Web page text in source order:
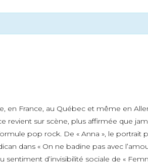
France, au Québec et même en
sur scène, plus affirmée que
pop rock. De « Anna », le
dans « On ne badine pas avec
sentiment d’invisibilité sociale de «